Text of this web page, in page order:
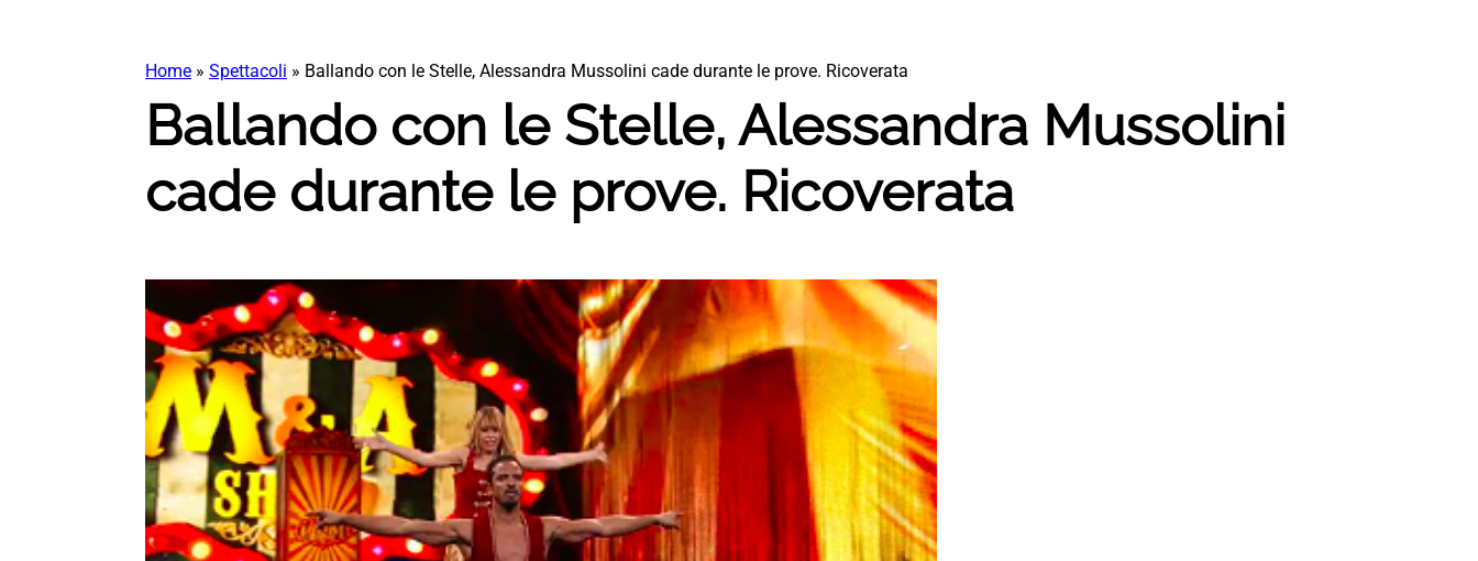
Home » Spettacoli » Ballando con le Stelle, Alessandra Mussolini cade durante le prove. Ricoverata
Ballando con le Stelle, Alessandra Mussolini
cade durante le prove. Ricoverata